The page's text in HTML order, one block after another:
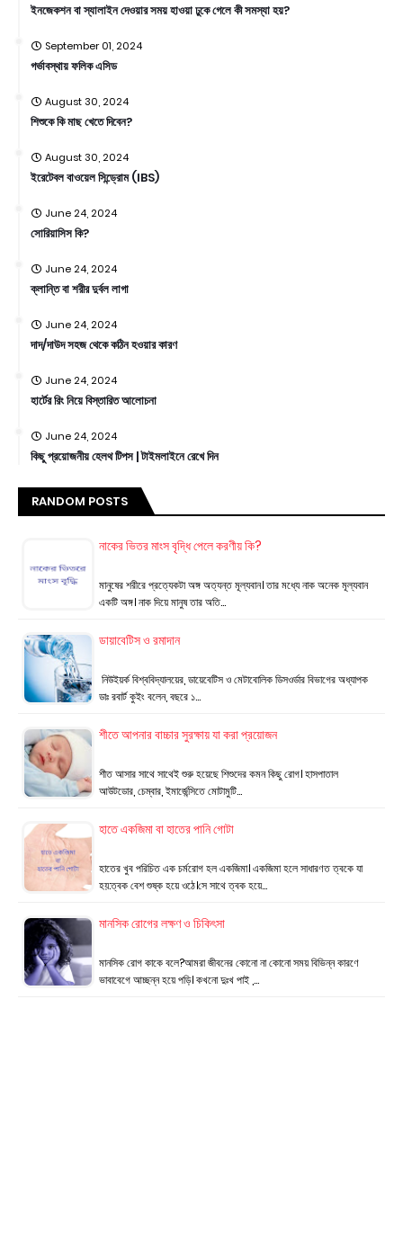
ইনজেকশন বা স্যালাইন দেওয়ার সময় হাওয়া ঢুকে গেলে কী সমস্যা হয়?
September 01, 2024
গর্ভাবস্থায় ফলিক এসিড
August 30, 2024
শিশুকে কি মাছ খেতে দিবেন?
August 30, 2024
ইরেটেবল বাওয়েল সিন্ড্রোম (IBS)
June 24, 2024
সোরিয়াসিস কি?
June 24, 2024
ক্লান্তি বা শরীর দুর্বল লাগা
June 24, 2024
দাদ/দাউদ সহজ থেকে কঠিন হওয়ার কারণ
June 24, 2024
হার্টের রিং নিয়ে বিস্তারিত আলোচনা
June 24, 2024
কিছু প্রয়োজনীয় হেলথ টিপস | টাইমলাইনে রেখে দিন
RANDOM POSTS
নাকের ভিতর মাংস বৃদ্ধি পেলে করণীয় কি?
মানুষের শরীরে প্রত্যেকটা অঙ্গ অত্যন্ত মূল্যবান। তার মধ্যে নাক অনেক মূল্যবান
একটি অঙ্গ। নাক দিয়ে মানুষ তার অতি…
ডায়াবেটিস ও রমাদান
নিউইয়র্ক বিশ্ববিদ্যালয়ের, ডায়েবেটিস ও মেটাবোলিক ডিসওর্ডার বিভাগের অধ্যাপক
ডাঃ রবার্ট কুইং বলেন, বছরে ১…
শীতে আপনার বাচ্চার সুরক্ষায় যা করা প্রয়োজন
শীত আসার সাথে সাথেই শুরু হয়েছে শিশুদের কমন কিছু রোগ। হাসপাতাল
আউটডোর, চেম্বার, ইমার্জেন্সিতে মোটামুটি…
হাতে একজিমা বা হাতের পানি গোটা
হাতের খুব পরিচিত এক চর্মরোগ হল একজিমা। একজিমা হলে সাধারণত ত্বকে যা
হয়:ত্বক বেশ শুষ্ক হয়ে ওঠে।সে সাথে ত্বক হয়ে…
মানসিক রোগের লক্ষণ ও চিকিৎসা
মানসিক রোগ কাকে বলে?আমরা জীবনের কোনো না কোনো সময় বিভিন্ন কারণে
ভাবাবেগে আচ্ছন্ন হয়ে পড়ি। কখনো দুঃখ পাই ,…